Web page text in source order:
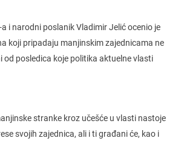
a i narodni poslanik Vladimir Jelić ocenio je
koji pripadaju manjinskim zajednicama ne
od posledica koje politika aktuelne vlasti
stranke kroz učešće u vlasti nastoje
svojih zajednica, ali i ti građani će, kao i